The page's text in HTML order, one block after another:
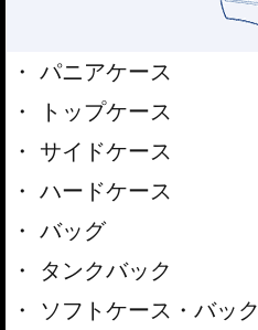
パニアケース
トップケース
サイドケース
ハードケース
バッグ
タンクバック
ソフトケース・バック